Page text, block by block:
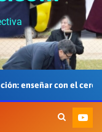
cerebro, el cuerpo y el